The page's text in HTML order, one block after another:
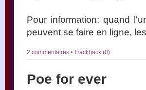
Pour information: quand
peuvent se faire en ligne,
2 commentaires • Trackback (0)
Poe for ever